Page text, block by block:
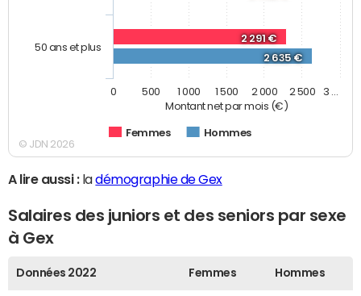
Montant net par mois (€)
2 291 €
2 635 €
Femmes Hommes
50 ans et plus
0 500 1 000 1 500 2 000 2 500 3 …
© JDN 2026
A lire aussi :ladémographie de Gex
Salaires des juniors et des seniors par sexe
à Gex
Données 2022 Femmes Hommes